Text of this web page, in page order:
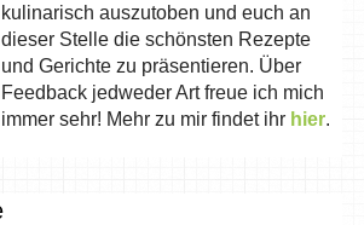
kulinarisch auszutoben und euch an
dieser Stelle die schönsten Rezepte
und Gerichte zu präsentieren. Über
Feedback jedweder Art freue ich mich
immer sehr! Mehr zu mir findet ihr hier.